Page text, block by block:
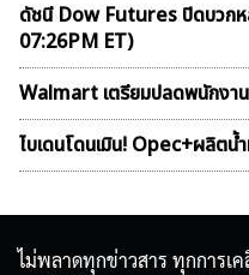
ดัชนี Dow Futures ปิดบวก
07:26PM ET)
Walmart เตรียมปลดพนักงา
ไบเดนโดนเมิน! Opec+ผลิตน้
ไม่พลาดทุกข่าวสาร ทุกการเ